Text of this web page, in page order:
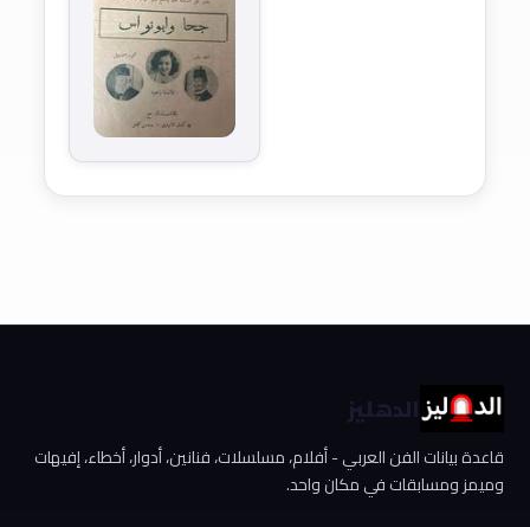
الدهليز
قاعدة بيانات الفن العربي - أفلام، مسلسلات، فنانين، أدوار، أخطاء، إفيهات
وميمز ومسابقات في مكان واحد.